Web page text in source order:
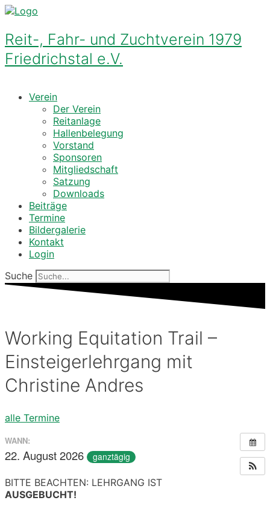
Zum
springen
Reit-, Fahr- und Zuchtverein 1979
Friedrichstal e.V.
Verein
Der Verein
Reitanlage
Hallenbelegung
Vorstand
Sponsoren
Mitgliedschaft
Satzung
Downloads
Beiträge
Termine
Bildergalerie
Kontakt
Login
Suche
Working Equitation Trail –
Einsteigerlehrgang mit
Christine Andres
alle Termine
WANN:
22. August 2026 ganztägig
BITTE BEACHTEN: LEHRGANG IST
AUSGEBUCHT!